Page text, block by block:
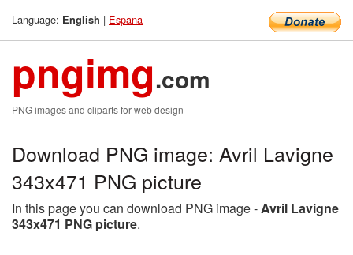
Language: English | Espana
pngimg.com
PNG images and cliparts for web design
Download PNG image: Avril Lavigne
343x471 PNG picture
In this page you can download PNG image -Avril Lavigne
343x471 PNG picture.